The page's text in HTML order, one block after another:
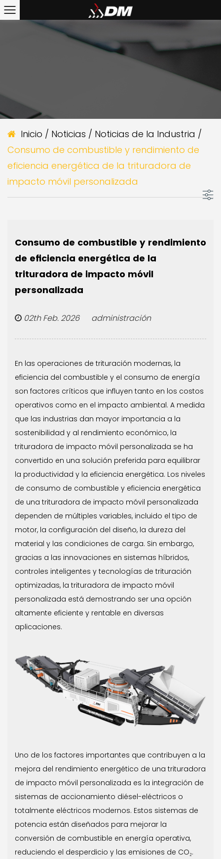
Inicio / Noticias / Noticias de la Industria /
Consumo de combustible y rendimiento de
eficiencia energética de la trituradora de
impacto móvil personalizada
Consumo de combustible y rendimiento
de eficiencia energética de la
trituradora de impacto móvil
personalizada
02th Feb. 2026 administración
En las operaciones de trituración modernas, la
eficiencia del combustible y el consumo de energía
son factores críticos que influyen tanto en los costos
operativos como en el impacto ambiental. A medida
que las industrias dan mayor importancia a la
sostenibilidad y al rendimiento económico, la
trituradora de impacto móvil personalizada se ha
convertido en una solución preferida para equilibrar
la productividad y la eficiencia energética. Los niveles
de consumo de combustible y eficiencia energética
de una trituradora de impacto móvil personalizada
dependen de múltiples variables, incluido el tipo de
motor, la configuración del diseño, la dureza del
material y las condiciones de carga. Sin embargo,
gracias a las innovaciones en sistemas híbridos,
controles inteligentes y tecnologías de trituración
optimizadas, la trituradora de impacto móvil
personalizada está demostrando ser una opción
altamente eficiente y rentable en diversas
aplicaciones.
Uno de los factores importantes que contribuyen a la
mejora del rendimiento energético de una trituradora
de impacto móvil personalizada es la integración de
sistemas de accionamiento diésel-eléctricos o
totalmente eléctricos modernos. Estos sistemas de
potencia están diseñados para mejorar la
conversión de combustible en energía operativa,
reduciendo el desperdicio y las emisiones de CO₂.